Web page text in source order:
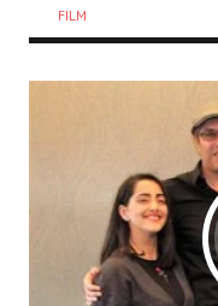
FILM